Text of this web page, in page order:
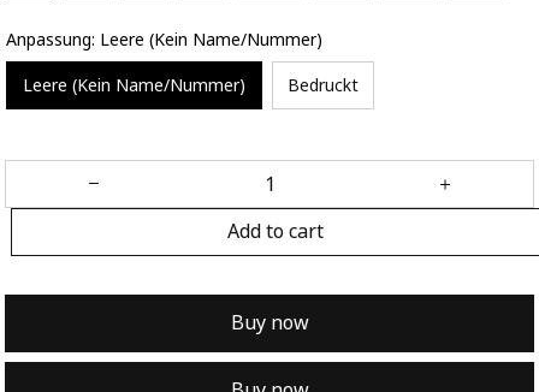
Anpassung: Leere (Kein Name/Nummer)
Leere (Kein Name/Nummer) Bedruckt
Add to cart
Buy now